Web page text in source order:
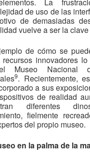
de uso de las
de demasiadas
vuelve a ser la
de cómo se
recursos innovadores lo
Museo Nacional
9. Recientemente,
a sus
de realidad
diferentes
fielmente
del propio museo.
en la palma de la